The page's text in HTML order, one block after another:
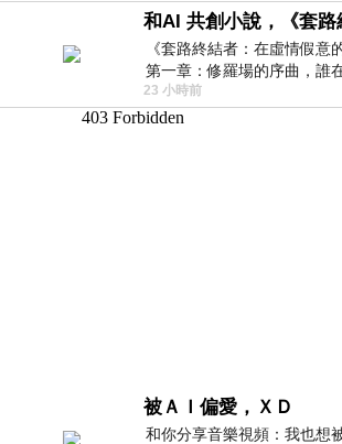
《套路終結者：在虛情假意
第一章：修羅場的序曲，誰
卡爾頓酒店的總統套房內，燈
23 小時前
被ＡＩ偏愛，ＸＤ
和你分享音樂視頻：我也想